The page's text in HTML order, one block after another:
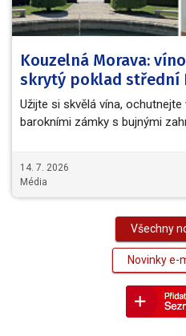
Kouzelná Morava:
skrytý poklad střední
Užijte si skvělá vína,
barokními zámky s bujnými
14. 7. 2026
Média
Všechny
Novinky e-